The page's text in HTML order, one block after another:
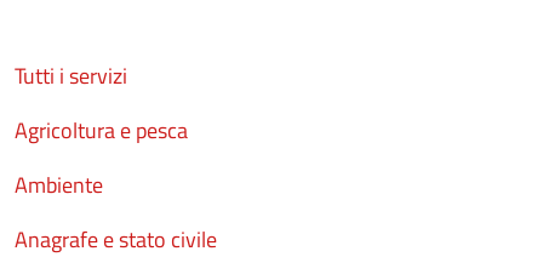
Tutti i servizi
Agricoltura e pesca
Ambiente
Anagrafe e stato civile